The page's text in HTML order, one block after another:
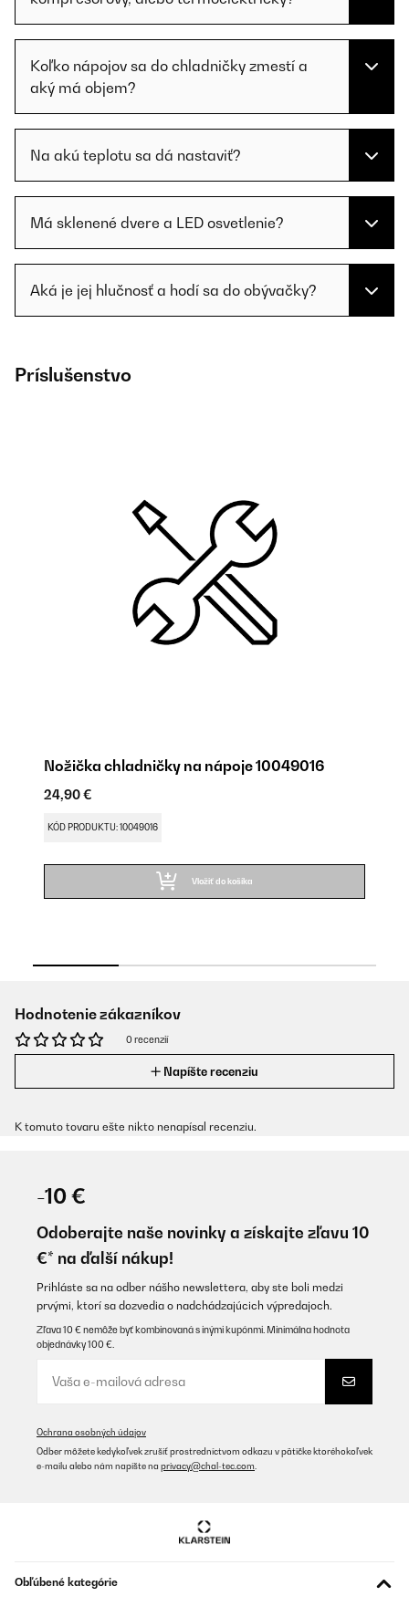
Koľko nápojov sa do chladničky zmestí a
aký má objem?
Na akú teplotu sa dá nastaviť?
Má sklenené dvere a LED osvetlenie?
Aká je jej hlučnosť a hodí sa do obývačky?
Príslušenstvo
Nožička chladničky na nápoje 10049016
24,90 €
KÓD PRODUKTU: 10049016
Vložiť do košíka
Hodnotenie zákazníkov
0 recenzií
Napíšte recenziu
K tomuto tovaru ešte nikto nenapísal recenziu.
-10 €
Odoberajte naše novinky a získajte zľavu 10
€* na ďalší nákup!
Prihláste sa na odber nášho newslettera, aby ste boli medzi
prvými, ktorí sa dozvedia o nadchádzajúcich výpredajoch.
Zľava 10 € nemôže byť kombinovaná s inými kupónmi. Minimálna hodnota
objednávky 100 €.
Ochrana osobných údajov
Odber môžete kedykoľvek zrušiť prostredníctvom odkazu v pätičke ktoréhokoľvek
e-mailu alebo nám napíšte na privacy@chal-tec.com
Obľúbené kategórie